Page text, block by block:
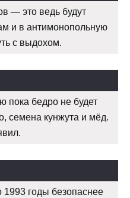
— это ведь будут
и в антимонопольную
с выдохом.
пока бедро не будет
семена кунжута и мёд.
1993 годы безопаснее